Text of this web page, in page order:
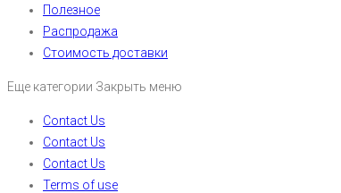
Полезное
Распродажа
Стоимость доставки
Еще категории Закрыть меню
Contact Us
Contact Us
Contact Us
Terms of use